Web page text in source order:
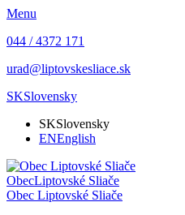
Menu
044 / 4372 171
urad@liptovskesliace.sk
SKSlovensky
SKSlovensky
ENEnglish
ObecLiptovské Sliače
Obec Liptovské Sliače